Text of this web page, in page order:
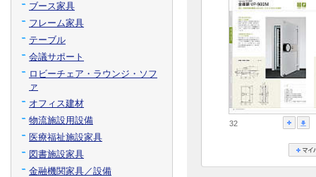
32
ブース家具
フレーム家具
テーブル
会議サポート
ロビーチェア・ラウンジ・ソフ
ァ
オフィス建材
物流施設用設備
医療福祉施設家具
図書施設家具
金融機関家具／設備